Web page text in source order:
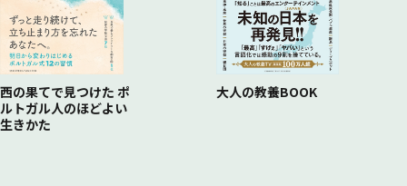
る」
・「不動産営業からM&A業界へ、ビジネスパーソンとして頂
点を目指す」
・「これだけ誰かに喜んでもらえる仕事は、他にない」
・「大手商社時代の経験を武器に、企業経営の課題解決に挑
む」
西の果てで見つけた ポ
ルトガル人のほどよい
生きかた
大人の教養BOOK